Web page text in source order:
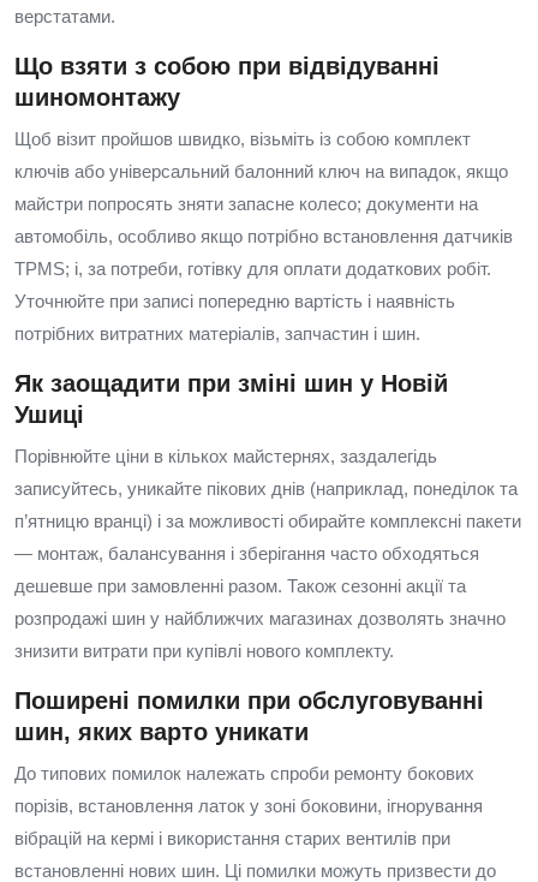
верстатами.
Що взяти з собою при відвідуванні
шиномонтажу
Щоб візит пройшов швидко, візьміть із собою комплект
ключів або універсальний балонний ключ на випадок, якщо
майстри попросять зняти запасне колесо; документи на
автомобіль, особливо якщо потрібно встановлення датчиків
TPMS; і, за потреби, готівку для оплати додаткових робіт.
Уточнюйте при записі попередню вартість і наявність
потрібних витратних матеріалів, запчастин і шин.
Як заощадити при зміні шин у Новій
Ушиці
Порівнюйте ціни в кількох майстернях, заздалегідь
записуйтесь, уникайте пікових днів (наприклад, понеділок та
п’ятницю вранці) і за можливості обирайте комплексні пакети
— монтаж, балансування і зберігання часто обходяться
дешевше при замовленні разом. Також сезонні акції та
розпродажі шин у найближчих магазинах дозволять значно
знизити витрати при купівлі нового комплекту.
Поширені помилки при обслуговуванні
шин, яких варто уникати
До типових помилок належать спроби ремонту бокових
порізів, встановлення латок у зоні боковини, ігнорування
вібрацій на кермі і використання старих вентилів при
встановленні нових шин. Ці помилки можуть призвести до